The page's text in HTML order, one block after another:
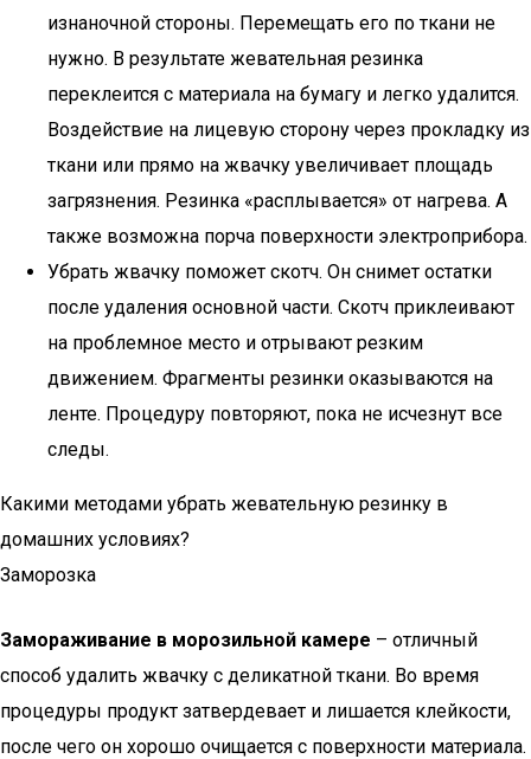
изнаночной стороны. Перемещать его по ткани не
нужно. В результате жевательная резинка
переклеится с материала на бумагу и легко удалится.
Воздействие на лицевую сторону через прокладку из
ткани или прямо на жвачку увеличивает площадь
загрязнения. Резинка «расплывается» от нагрева. А
также возможна порча поверхности электроприбора.
Убрать жвачку поможет скотч. Он снимет остатки
после удаления основной части. Скотч приклеивают
на проблемное место и отрывают резким
движением. Фрагменты резинки оказываются на
ленте. Процедуру повторяют, пока не исчезнут все
следы.
Какими методами убрать жевательную резинку в
домашних условиях?
Заморозка
Замораживание в морозильной камере – отличный
способ удалить жвачку с деликатной ткани. Во время
процедуры продукт затвердевает и лишается клейкости,
после чего он хорошо очищается с поверхности материала.